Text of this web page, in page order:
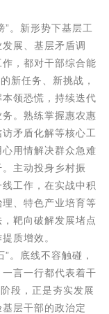
”。新形势下基层工
展、基层矛盾调
，都对干部综合能
新任务、新挑战，
领恐慌，持续迭代
。熟练掌握惠农惠
矛盾化解等核心工
用情解决群众急难
主动投身乡村振
工作，在实战中积
、特色产业培育等
靶向破解发展堵点
质增效。
。底线不容触碰，
言一行都代表着干
段，正是夯实发展
层干部的政治定